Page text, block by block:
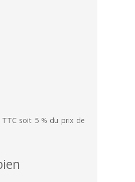
TTC soit 5 % du prix de